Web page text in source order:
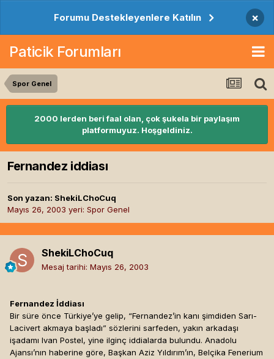
Forumu Destekleyenlere Katılın ×
Paticik Forumları
Spor Genel
2000 lerden beri faal olan, çok şukela bir paylaşım
platformuyuz. Hoşgeldiniz.
Fernandez iddiası
Son yazan: ShekiLChoCuq
Mayıs 26, 2003 yeri: Spor Genel
ShekiLChoCuq
Mesaj tarihi: Mayıs 26, 2003
Fernandez İddiası
Bir süre önce Türkiye’ye gelip, “Fernandez’in kanı şimdiden Sarı-
Lacivert akmaya başladı” sözlerini sarfeden, yakın arkadaşı
işadamı Ivan Postel, yine ilginç iddialarda bulundu. Anadolu
Ajansı’nın haberine göre, Başkan Aziz Yıldırım’ın, Belçika Fenerium